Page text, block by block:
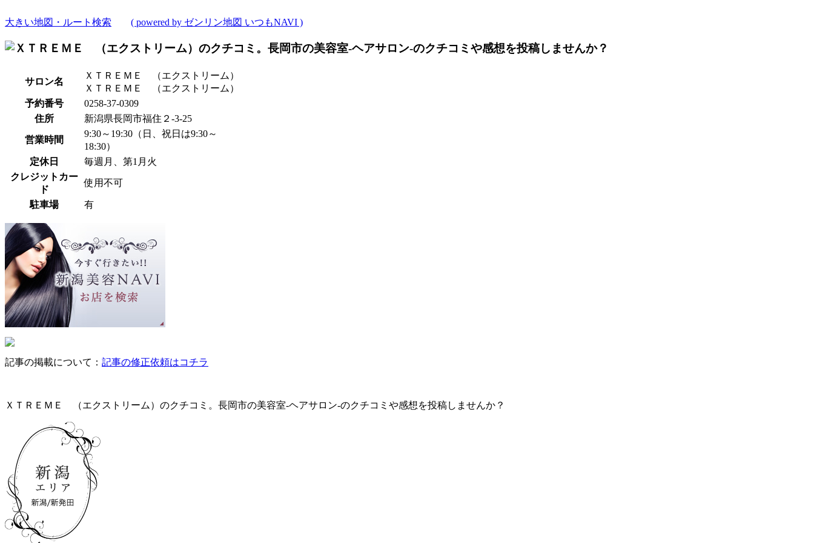
大きい地図・ルート検索 ( powered by ゼンリン地図 いつもNAVI )
サロン名
ＸＴＲＥＭＥ （エクストリーム）
ＸＴＲＥＭＥ （エクストリーム）
予約番号
0258-37-0309
住所
新潟県長岡市福住２-3-25
営業時間
9:30～19:30（日、祝日は9:30～
18:30）
定休日
毎週月、第1月火
クレジットカー
ド
使用不可
駐車場 有
記事の掲載について： 記事の修正依頼はコチラ
ＸＴＲＥＭＥ （エクストリーム）のクチコミ。長岡市の美容室-ヘアサロン-のクチコミや感想を投稿しませんか？